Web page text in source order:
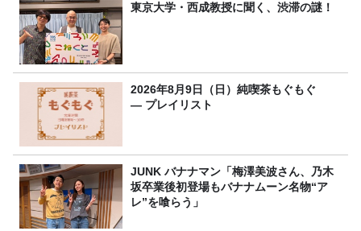
東京大学・西成教授に聞く、渋滞の謎！
2026年8月9日（日）純喫茶もぐもぐ
― プレイリスト
JUNK バナナマン「梅澤美波さん、乃木
坂卒業後初登場もバナナムーン名物“ア
レ”を喰らう」